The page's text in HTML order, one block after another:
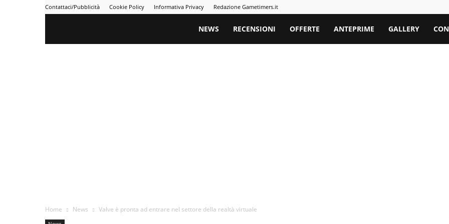
Contattaci/Pubblicità Cookie Policy Informativa Privacy Redazione Gametimers.it
Gametimers
NEWS RECENSIONI OFFERTE ANTEPRIME GALLERY
Home News Valve è pronta ad entrare nel settore della realtà virtuale